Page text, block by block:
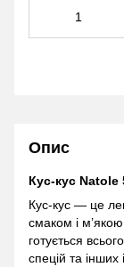
Опис
Кус-кус Natole
Кус-кус — це
смаком і
готується
спецій та інших